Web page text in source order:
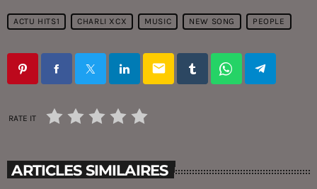
ACTU HITS1 CHARLI XCX MUSIC NEW SONG PEOPLE
email
RATE IT
ARTICLES SIMILAIRES